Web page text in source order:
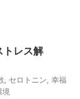
トレス解
セロトニン 幸福
境